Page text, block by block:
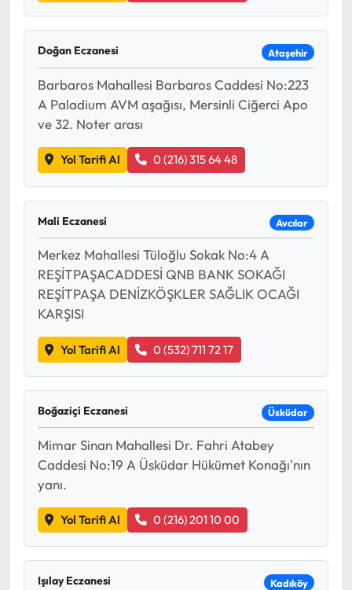
Doğan Eczanesi Ataşehir
Barbaros Mahallesi Barbaros Caddesi No:223
A Paladium AVM aşağısı, Mersinli Ciğerci Apo
ve 32. Noter arası
Yol Tarifi Al 0 (216) 315 64 48
Mali Eczanesi Avcılar
Merkez Mahallesi Tüloğlu Sokak No:4 A
REŞİTPAŞACADDESİ QNB BANK SOKAĞI
REŞİTPAŞA DENİZKÖŞKLER SAĞLIK OCAĞI
KARŞISI
Yol Tarifi Al 0 (532) 711 72 17
Boğaziçi Eczanesi Üsküdar
Mimar Sinan Mahallesi Dr. Fahri Atabey
Caddesi No:19 A Üsküdar Hükümet Konağı'nın
yanı.
Yol Tarifi Al 0 (216) 201 10 00
Işılay Eczanesi Kadıköy